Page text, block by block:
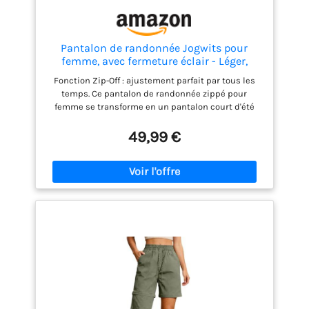
Pantalon de randonnée Jogwits pour
femme, avec fermeture éclair - Léger,
respirant, séchage rapide - Pantalon de
trekking pour safari, été, travail et plein
air, Vert clair, L
Fonction Zip-Off : ajustement parfait par tous les
temps. Ce pantalon de randonnée zippé pour
femme se transforme en un pantalon court d'été
séparer les jambes au niveau des coutures
préfabriquées – Idéal en cas d'augmentation des
températures ou pour un refroidissement spontané
au bord du lac. Les parties détachables peuvent
être rangées de manière compacte, vous
permettant ainsi de rester flexible à tout moment.
léger à séchage rapide qui évacue efficacement
l'humidité et vous garde au sec même lors
d'activités intenses telles que la randonnée,
l'escalade ou le cyclisme. Protection solaire UPF 50+
– Grâce au matériau bloquant les UV, le pantalon de
plein air pour femme offre une protection optimale
49,99 €